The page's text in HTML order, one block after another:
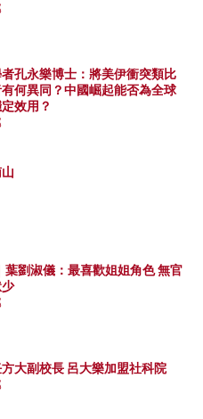
孔永樂博士：將美伊衝突類比
何異同？中國崛起能否為全球
效用？
葉劉淑儀：最喜歡姐姐角色 無官
大副校長 呂大樂加盟社科院